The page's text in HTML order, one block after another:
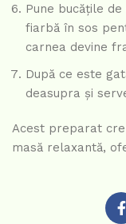
Pune bucățile
fiarbă în sos
carnea devine
După ce este
deasupra și
Acest preparat
masă relaxantă,